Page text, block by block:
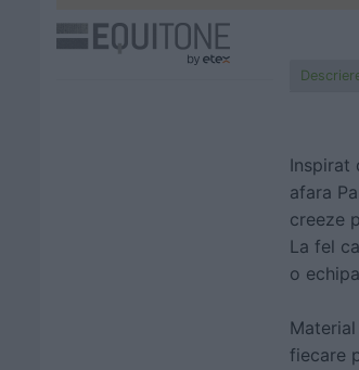
Inspirat
afara
creeze
La fel
o
fiecare